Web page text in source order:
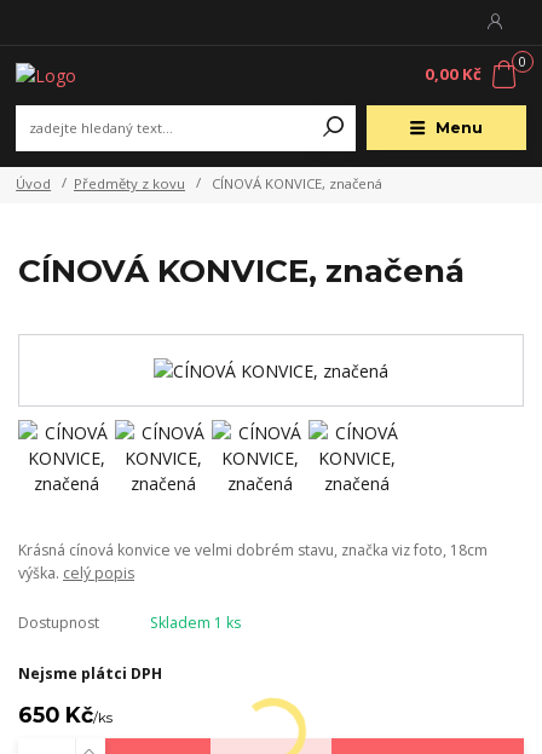
Menu
0
0,00 Kč
Úvod Předměty z kovu CÍNOVÁ KONVICE, značená
CÍNOVÁ KONVICE, značená
Krásná cínová konvice ve velmi dobrém stavu, značka viz foto, 18cm
výška. celý popis
Dostupnost Skladem 1 ks
Nejsme plátci DPH
650 Kč/ks